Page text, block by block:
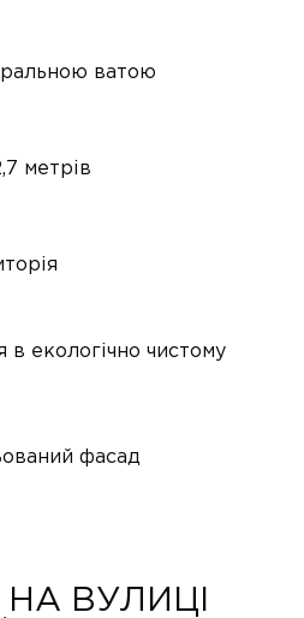
ватою
метрів
екологічно чистому
фасад
НА ВУЛИЦІ